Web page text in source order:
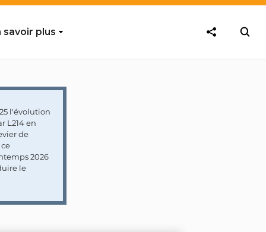
savoir plus
l'évolution
L214 en
de
2026
le